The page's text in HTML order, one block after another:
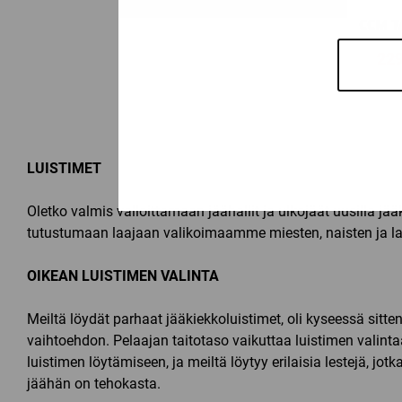
LUISTIMET
Oletko valmis valloittamaan jäähallit ja ulkojäät uusilla
tutustumaan laajaan valikoimaamme miesten, naisten ja
OIKEAN LUISTIMEN VALINTA
Meiltä löydät parhaat jääkiekkoluistimet, oli kyseessä
vaihtoehdon. Pelaajan taitotaso vaikuttaa luistimen
luistimen löytämiseen, ja meiltä löytyy erilaisia lestejä,
jäähän on tehokasta.